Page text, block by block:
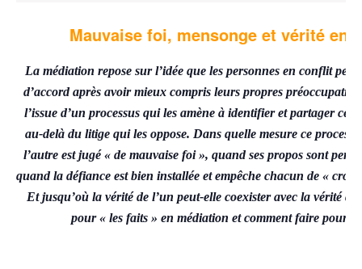
Mauvaise foi, mensonge et vérité en
La médiation repose sur l’idée que les personnes en conflit
d’accord après avoir mieux compris leurs propres
l’issue d’un processus qui les amène à identifier et partager ce
au-delà du litige qui les oppose. Dans quelle mesure ce
l’autre est jugé « de mauvaise foi », quand ses propos sont
quand la défiance est bien installée et empêche chacun de «
Et jusqu’où la vérité de l’un peut-elle coexister avec la vérité
pour « les faits » en médiation et comment faire pour